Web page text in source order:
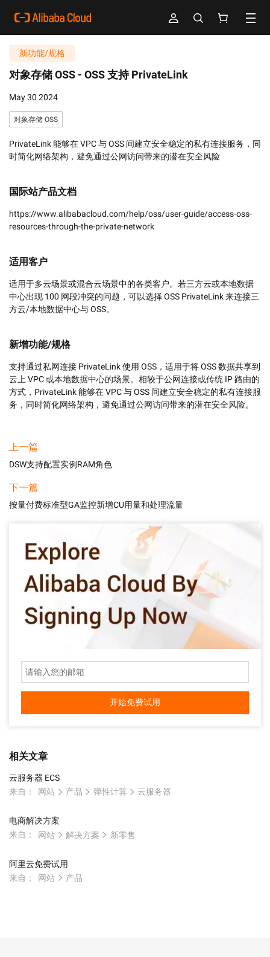
新功能/规格
对象存储 OSS - OSS 支持 PrivateLink
May 30 2024
对象存储 OSS
PrivateLink 能够在 VPC 与 OSS 间建立安全稳定的私有连接服务，同
时简化网络架构，避免通过公网访问带来的潜在安全风险
国际站产品文档
https://www.alibabacloud.com/help/oss/user-guide/access-oss-
resources-through-the-private-network
适用客户
适用于多云场景或混合云场景中的各类客户。若三方云或本地数据
中心出现 100 网段冲突的问题，可以选择 OSS PrivateLink 来连接三
方云/本地数据中心与 OSS。
新增功能/规格
支持通过私网连接 PrivateLink 使用 OSS，适用于将 OSS 数据共享到
云上 VPC 或本地数据中心的场景。相较于公网连接或传统 IP 路由的
方式，PrivateLink 能够在 VPC 与 OSS 间建立安全稳定的私有连接服
务，同时简化网络架构，避免通过公网访问带来的潜在安全风险。
上一篇
DSW支持配置实例RAM角色
下一篇
按量付费标准型GA监控新增CU用量和处理流量
开始免费试用
相关文章
云服务器 ECS
来自：
网站 产品 弹性计算 云服务器
电商解决方案
来自：
网站 解决方案 新零售
阿里云免费试用
来自：
网站 产品